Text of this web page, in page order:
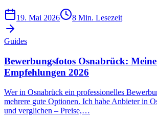
19. Mai 2026 8 Min. Lesezeit
Guides
Bewerbungsfotos Osnabrück:
Empfehlungen 2026
Wer in Osnabrück ein professionelles
mehrere gute Optionen. Ich habe Anbieter in
und verglichen – Preise,…